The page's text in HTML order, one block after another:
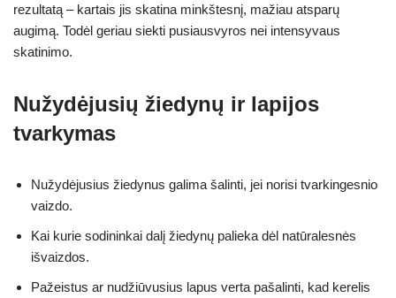
rezultatą – kartais jis skatina minkštesnį, mažiau atsparų
augimą. Todėl geriau siekti pusiausvyros nei intensyvaus
skatinimo.
Nužydėjusių žiedynų ir lapijos
tvarkymas
Nužydėjusius žiedynus galima šalinti, jei norisi tvarkingesnio
vaizdo.
Kai kurie sodininkai dalį žiedynų palieka dėl natūralesnės
išvaizdos.
Pažeistus ar nudžiūvusius lapus verta pašalinti, kad kerelis